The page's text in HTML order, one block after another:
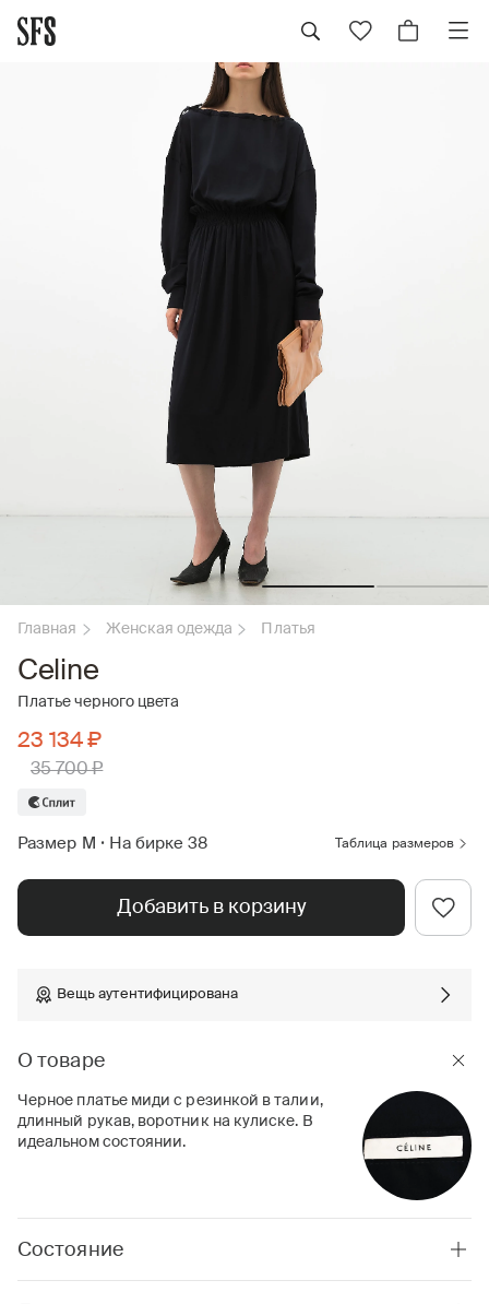
Главная Женская одежда Платья
Celine
Платье черного цвета
23 134 ₽
35 700 ₽
Размер M • На бирке 38 Таблица размеров
Добавить в корзину
Вещь аутентифицирована
О товаре
Черное платье миди с резинкой в талии,
длинный рукав, воротник на кулиске. В
идеальном состоянии.
Состояние